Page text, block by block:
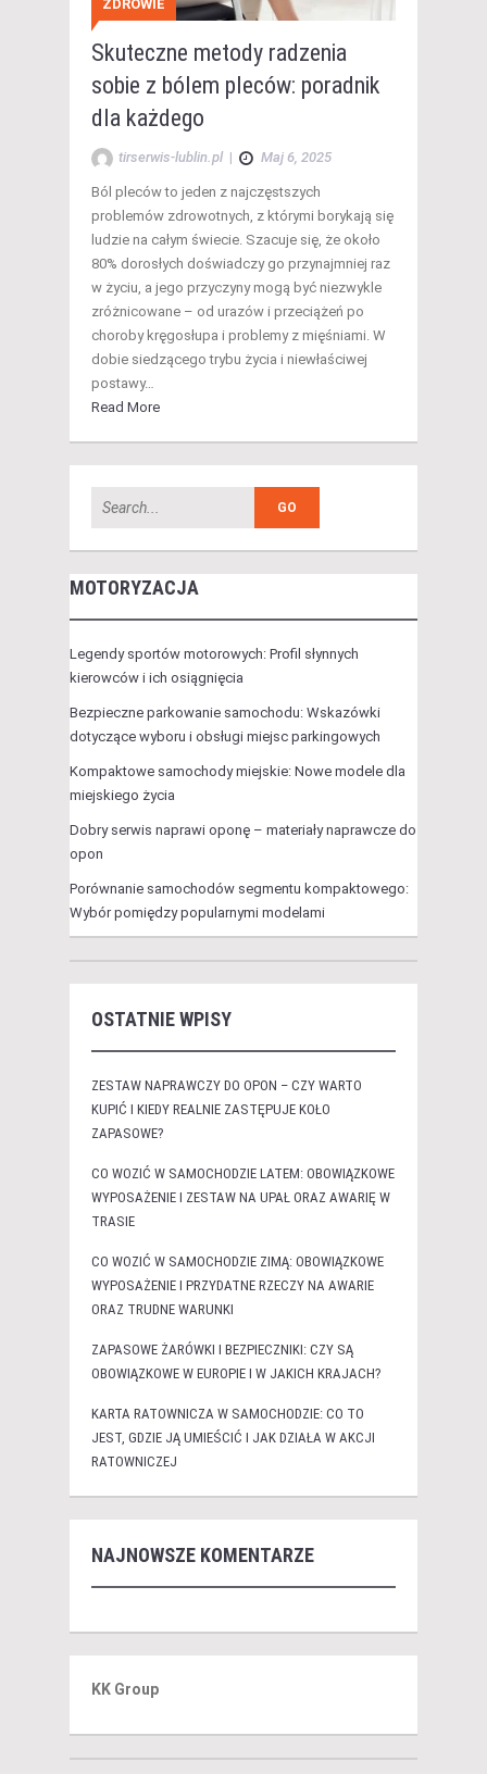
ZDROWIE
Skuteczne metody radzenia
sobie z bólem pleców: poradnik
dla każdego
tirserwis-lublin.pl | Maj 6, 2025
Ból pleców to jeden z najczęstszych
problemów zdrowotnych, z którymi borykają się
ludzie na całym świecie. Szacuje się, że około
80% dorosłych doświadczy go przynajmniej raz
w życiu, a jego przyczyny mogą być niezwykle
zróżnicowane – od urazów i przeciążeń po
choroby kręgosłupa i problemy z mięśniami. W
dobie siedzącego trybu życia i niewłaściwej
postawy…
Read More
MOTORYZACJA
Legendy sportów motorowych: Profil słynnych
kierowców i ich osiągnięcia
Bezpieczne parkowanie samochodu: Wskazówki
dotyczące wyboru i obsługi miejsc parkingowych
Kompaktowe samochody miejskie: Nowe modele dla
miejskiego życia
Dobry serwis naprawi oponę – materiały naprawcze do
opon
Porównanie samochodów segmentu kompaktowego:
Wybór pomiędzy popularnymi modelami
OSTATNIE WPISY
ZESTAW NAPRAWCZY DO OPON – CZY WARTO
KUPIĆ I KIEDY REALNIE ZASTĘPUJE KOŁO
ZAPASOWE?
CO WOZIĆ W SAMOCHODZIE LATEM: OBOWIĄZKOWE
WYPOSAŻENIE I ZESTAW NA UPAŁ ORAZ AWARIĘ W
TRASIE
CO WOZIĆ W SAMOCHODZIE ZIMĄ: OBOWIĄZKOWE
WYPOSAŻENIE I PRZYDATNE RZECZY NA AWARIE
ORAZ TRUDNE WARUNKI
ZAPASOWE ŻARÓWKI I BEZPIECZNIKI: CZY SĄ
OBOWIĄZKOWE W EUROPIE I W JAKICH KRAJACH?
KARTA RATOWNICZA W SAMOCHODZIE: CO TO
JEST, GDZIE JĄ UMIEŚCIĆ I JAK DZIAŁA W AKCJI
RATOWNICZEJ
NAJNOWSZE KOMENTARZE
KK Group